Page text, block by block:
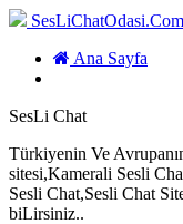
SesLiChatOdasi.Com
Ana Sayfa
SesLi Chat
Türkiyenin Ve
sitesi,Kamerali Sesli
Sesli Chat,Sesli Chat
biLirsiniz..